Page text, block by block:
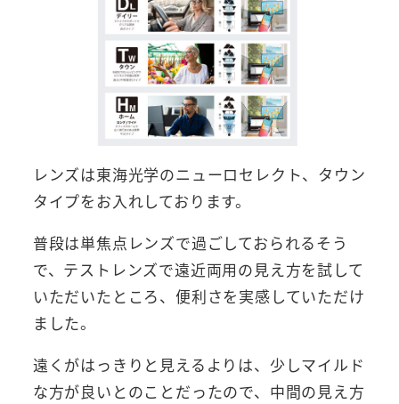
レンズは東海光学のニューロセレクト、タウン
タイプをお入れしております。
普段は単焦点レンズで過ごしておられるそう
で、テストレンズで遠近両用の見え方を試して
いただいたところ、便利さを実感していただけ
ました。
遠くがはっきりと見えるよりは、少しマイルド
な方が良いとのことだったので、中間の見え方